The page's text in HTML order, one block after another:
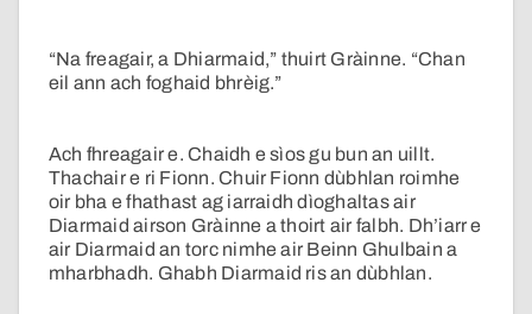
“Na freagair, a Dhiarmaid,” thuirt Gràinne. “Chan
eil ann ach foghaid bhrèig.”
Ach fhreagair e. Chaidh e sìos gu bun an uillt.
Thachair e ri Fionn. Chuir Fionn dùbhlan roimhe
oir bha e fhathast ag iarraidh dìoghaltas air
Diarmaid airson Gràinne a thoirt air falbh. Dh’iarr e
air Diarmaid an torc nimhe air Beinn Ghulbain a
mharbhadh. Ghabh Diarmaid ris an dùbhlan.